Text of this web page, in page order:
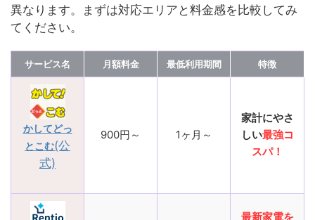
異なります。まずは対応エリアと料金感を比較してみ
てください。
サービス名 月額料金 最低利用期間 特徴
かしてどっ
とこむ(公
式)
900円～ 1ヶ月～
家計にやさ
しい最強コ
スパ！
最新家電を